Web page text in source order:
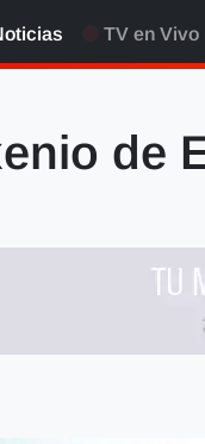
TV en Vivo
de